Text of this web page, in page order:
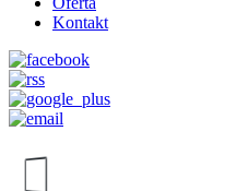
Kontakt